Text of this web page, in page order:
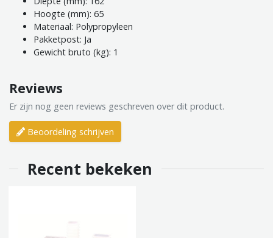
Hoogte (mm): 65
Materiaal: Polypropyleen
Pakketpost: Ja
Gewicht bruto (kg): 1
Reviews
Er zijn nog geen reviews geschreven over dit product.
Beoordeling schrijven
Recent bekeken